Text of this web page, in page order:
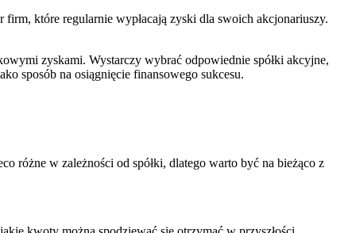
które regularnie ​wypłacają‌ zyski ‍dla swoich ‍akcjonariuszy.
zyskami. Wystarczy wybrać odpowiednie spółki akcyjne,‍
sposób na osiągnięcie finansowego sukcesu.
różne ⁣w ⁣zależności od‌ spółki, dlatego warto być na bieżąco z